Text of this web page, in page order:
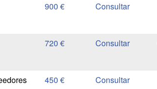
900 €
720 €
450 €